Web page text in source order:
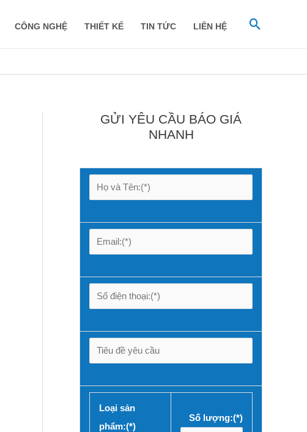
CÔNG NGHỆ THIẾT KẾ TIN TỨC LIÊN HỆ
Tìm
GỬI YÊU CẦU BÁO GIÁ
NHANH
Loại sản
phẩm:(*)
Số lượng:(*)